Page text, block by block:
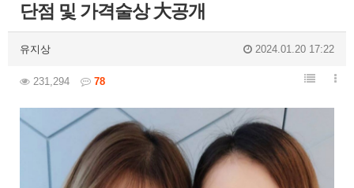
단점 및 가격술상 大공개
유지상 2024.01.20 17:22
231,294 78